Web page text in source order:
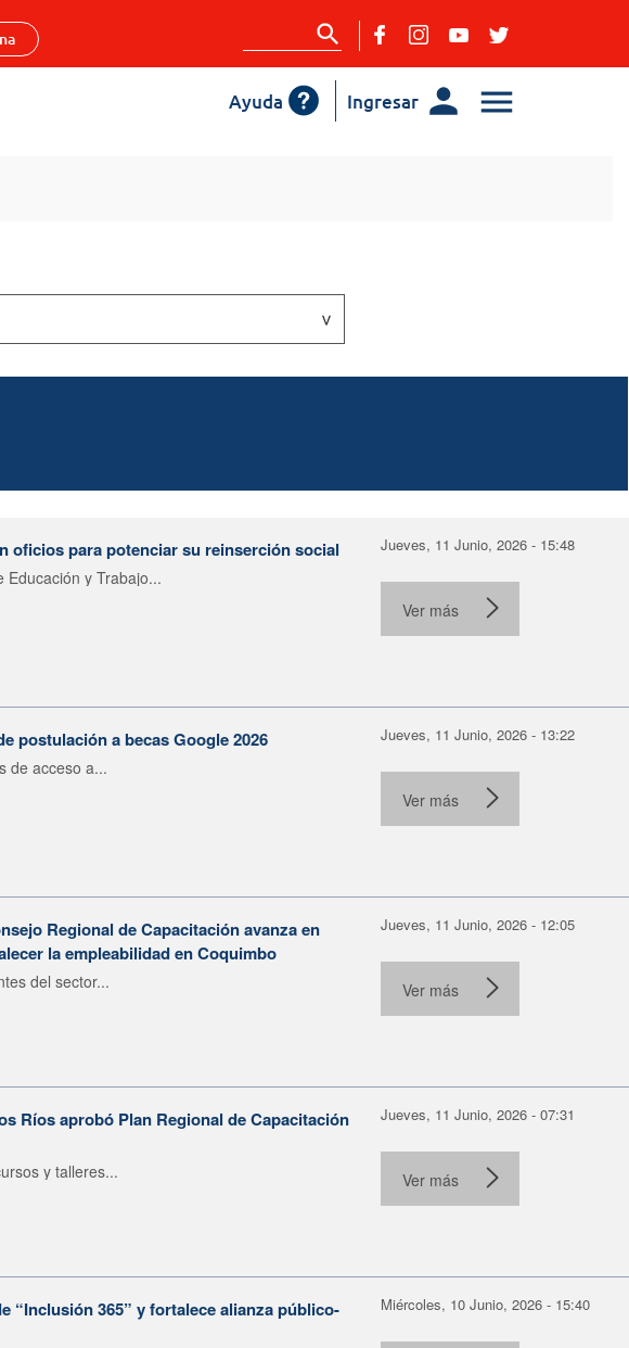
Ingresar
Ayuda
oficios para potenciar su reinserción social
Educación y Trabajo...
Jueves, 11 Junio, 2026 - 15:48
Ver más
postulación a becas Google 2026
de acceso a...
Jueves, 11 Junio, 2026 - 13:22
Ver más
Regional de Capacitación avanza en
la empleabilidad en Coquimbo
del sector...
Jueves, 11 Junio, 2026 - 12:05
Ver más
Ríos aprobó Plan Regional de Capacitación
y talleres...
Jueves, 11 Junio, 2026 - 07:31
Ver más
“Inclusión 365” y fortalece alianza público-
Miércoles, 10 Junio, 2026 - 15:40